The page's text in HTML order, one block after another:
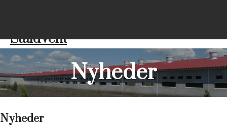
StaldVent
Nyheder
Nyheder